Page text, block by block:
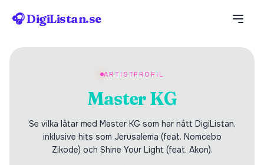
🎧 DigiListan.se
ARTISTPROFIL
Master KG
Se vilka låtar med Master KG som har nått DigiListan,
inklusive hits som Jerusalema (feat. Nomcebo
Zikode) och Shine Your Light (feat. Akon).